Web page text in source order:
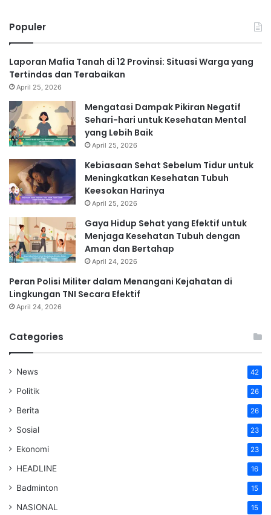
Populer
Laporan Mafia Tanah di 12 Provinsi: Situasi Warga yang
Tertindas dan Terabaikan
April 25, 2026
Mengatasi Dampak Pikiran Negatif
Sehari-hari untuk Kesehatan Mental
yang Lebih Baik
April 25, 2026
Kebiasaan Sehat Sebelum Tidur untuk
Meningkatkan Kesehatan Tubuh
Keesokan Harinya
April 25, 2026
Gaya Hidup Sehat yang Efektif untuk
Menjaga Kesehatan Tubuh dengan
Aman dan Bertahap
April 24, 2026
Peran Polisi Militer dalam Menangani Kejahatan di
Lingkungan TNI Secara Efektif
April 24, 2026
Categories
News 42
Politik 26
Berita 26
Sosial 23
Ekonomi 23
HEADLINE 16
Badminton 15
NASIONAL 15